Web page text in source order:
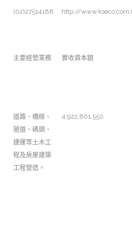
(02)27514188 http://
主要經營業務 實收資本額
道路、橋樑、
隧道、碼頭、
捷運等土木工
程及房屋建築
工程營造。
4,922,801,550